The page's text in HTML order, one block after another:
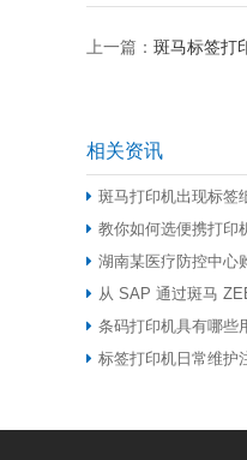
上一篇： 斑马标签打
相关资讯
斑马打印机出现标签
教你如何选便携打印
湖南某医疗防控中心
从 SAP 通过斑马
条码打印机具有哪些
标签打印机日常维护